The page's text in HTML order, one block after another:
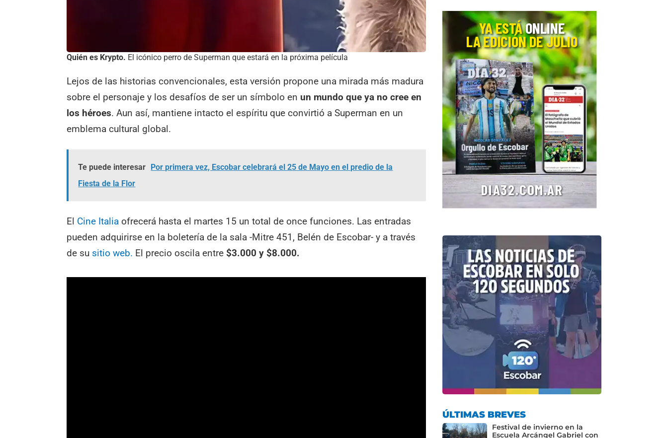
Quién es Krypto. El icónico perro de Superman que estará en la próxima película
Lejos de las historias convencionales, esta versión propone una mirada más madura
sobre el personaje y los desafíos de ser un símbolo en un mundo que ya no cree en
los héroes. Aun así, mantiene intacto el espíritu que convirtió a Superman en un
emblema cultural global.
Te puede interesar Por primera vez, Escobar celebrará el 25 de Mayo en el predio de la
Fiesta de la Flor
El Cine Italia ofrecerá hasta el martes 15 un total de once funciones. Las entradas
pueden adquirirse en la boletería de la sala -Mitre 451, Belén de Escobar- y a través
de su sitio web. El precio oscila entre $3.000 y $8.000.
ÚLTIMAS BREVES
Festival de invierno en la
Escuela Arcángel Gabriel con